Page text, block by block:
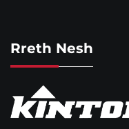
Rreth Nesh